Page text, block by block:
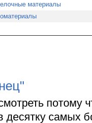
материалы
потому
десятку самых